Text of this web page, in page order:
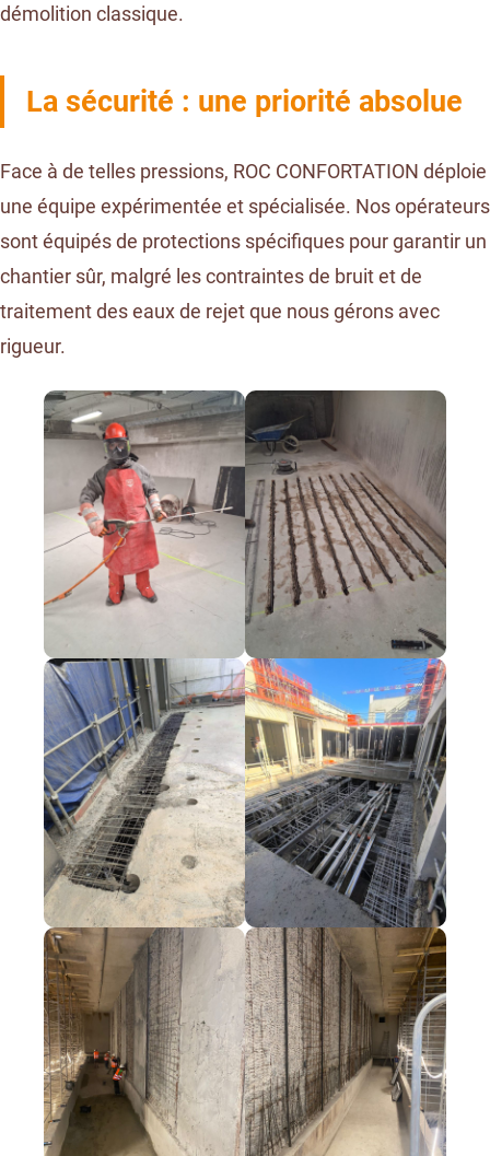
démolition classique.
La sécurité : une priorité absolue
Face à de telles pressions, ROC CONFORTATION déploie
une équipe expérimentée et spécialisée. Nos opérateurs
sont équipés de protections spécifiques pour garantir un
chantier sûr, malgré les contraintes de bruit et de
traitement des eaux de rejet que nous gérons avec
rigueur.